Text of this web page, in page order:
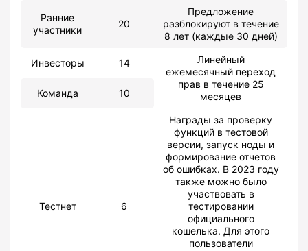
Ранние
участники
20
Предложение
разблокируют в течение
8 лет (каждые 30 дней)
Инвесторы 14
Линейный
ежемесячный переход
прав в течение 25
месяцев
Команда 10
Тестнет 6
Награды за проверку
функций в тестовой
версии, запуск ноды и
формирование отчетов
об ошибках. В 2023 году
также можно было
участвовать в
тестировании
официального
кошелька. Для этого
пользователи